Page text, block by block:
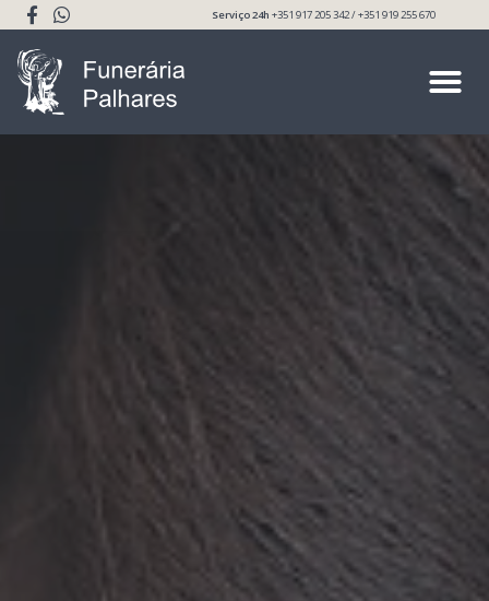
Serviço 24h+351 917 205 342 / +351 919 255 670